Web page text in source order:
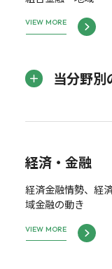
VIEW MORE
当分野別
経済・金融
経済金融情勢、経
域金融の動き
VIEW MORE